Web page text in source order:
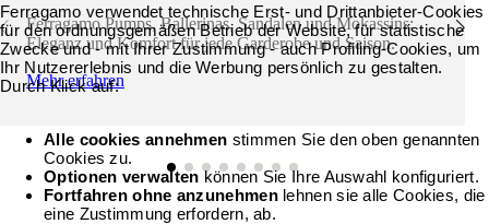
Ferragamo Pumps, Ballerinas, Sandalen und Mokassins:
Eleganz und Komfort für jede Garderobe und Saison.
Mehr erfahren
Ferragamo verwendet technische Erst- und Drittanbieter-Cookies
für den ordnungsgemäßen Betrieb der Website, für statistische
Zwecke und - mit Ihrer Zustimmung - auch Profiling-Cookies, um
Ihr Nutzererlebnis und die Werbung persönlich zu gestalten.
Durch Klick auf:
Alle cookies annehmen stimmen Sie den oben genannten
Cookies zu.
Optionen verwalten können Sie Ihre Auswahl konfiguriert.
Fortfahren ohne anzunehmenlehnen sie alle Cookies, die
eine Zustimmung erfordern, ab.